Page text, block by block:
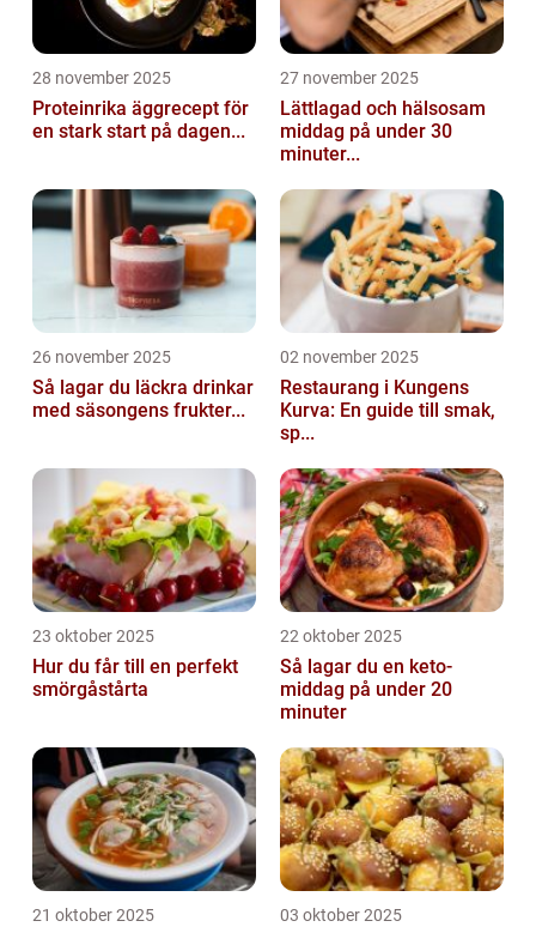
28 november 2025
Proteinrika äggrecept för
en stark start på dagen...
27 november 2025
Lättlagad och hälsosam
middag på under 30
minuter...
26 november 2025
Så lagar du läckra drinkar
med säsongens frukter...
02 november 2025
Restaurang i Kungens
Kurva: En guide till smak,
sp...
23 oktober 2025
Hur du får till en perfekt
smörgåstårta
22 oktober 2025
Så lagar du en keto-
middag på under 20
minuter
21 oktober 2025 03 oktober 2025